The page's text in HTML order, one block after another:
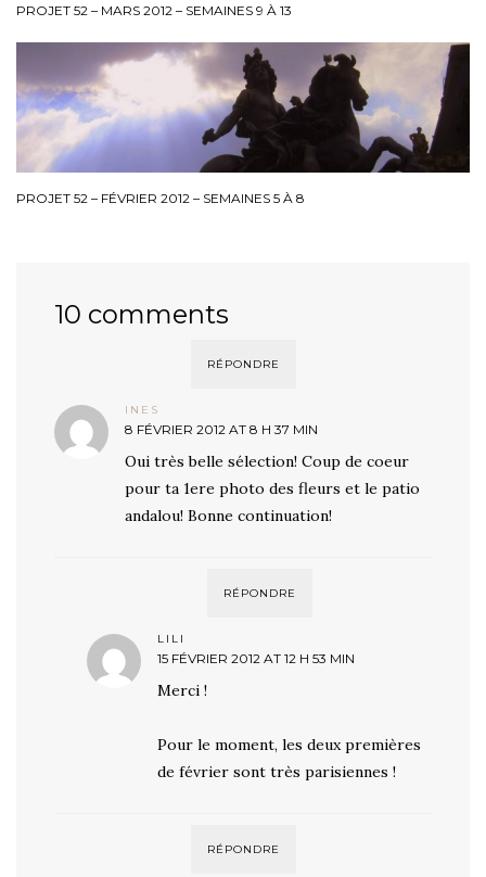
PROJET 52 – MARS 2012 – SEMAINES 9 À 13
PROJET 52 – FÉVRIER 2012 – SEMAINES 5 À 8
10 comments
RÉPONDRE
INES
8 FÉVRIER 2012 AT 8 H 37 MIN
Oui très belle sélection! Coup de coeur
pour ta 1ere photo des fleurs et le patio
andalou! Bonne continuation!
RÉPONDRE
LILI
15 FÉVRIER 2012 AT 12 H 53 MIN
Merci !
Pour le moment, les deux premières
de février sont très parisiennes !
RÉPONDRE